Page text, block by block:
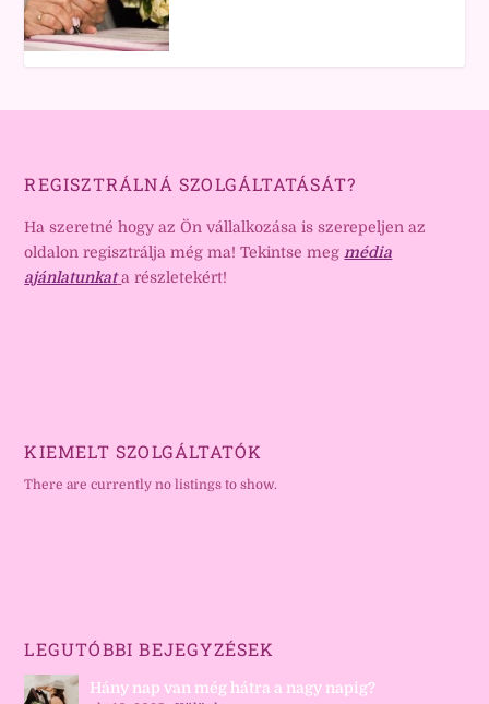
REGISZTRÁLNÁ SZOLGÁLTATÁSÁT?
Ha szeretné hogy az Ön vállalkozása is szerepeljen az
oldalon regisztrálja még ma! Tekintse megmédia
ajánlatunkat a részletekért!
KIEMELT SZOLGÁLTATÓK
There are currently no listings to show.
LEGUTÓBBI BEJEGYZÉSEK
Hány nap van még hátra a nagy napig?